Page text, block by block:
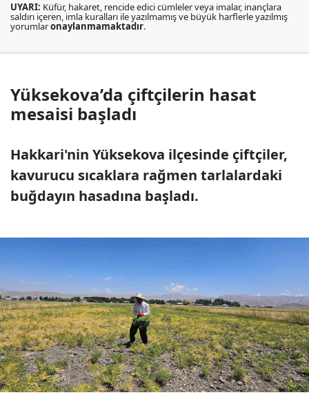
UYARI: Küfür, hakaret, rencide edici cümleler veya imalar, inançlara
saldırı içeren, imla kuralları ile yazılmamış ve büyük harflerle yazılmış
yorumlaronaylanmamaktadır.
Yüksekova’da çiftçilerin hasat
mesaisi başladı
Hakkari'nin Yüksekova ilçesinde çiftçiler,
kavurucu sıcaklara rağmen tarlalardaki
buğdayın hasadına başladı.